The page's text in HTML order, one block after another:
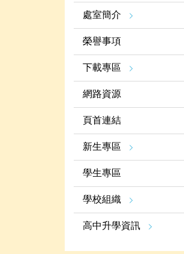
處室簡介
榮譽事項
下載專區
網路資源
頁首連結
新生專區
學生專區
學校組織
高中升學資訊